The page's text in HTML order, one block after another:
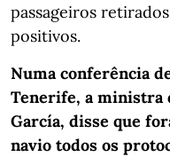
passageiros
positivos.
Numa conferência
Tenerife, a ministra
García, disse que
navio todos os